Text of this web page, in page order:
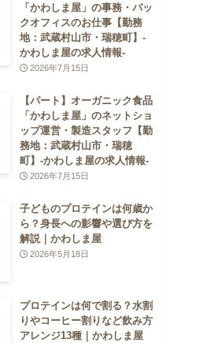
「かわしま屋」の事務・バッ
クオフィスのお仕事【勤務
地：武蔵村山市・瑞穂町】-
かわしま屋の求人情報-
2026年7月15日
【パート】オーガニック食品
「かわしま屋」のネットショ
ップ運営・製造スタッフ【勤
務地：武蔵村山市・瑞穂
町】-かわしま屋の求人情報-
2026年7月15日
子どものプロテインは何歳か
ら？身長への影響や選び方を
解説｜かわしま屋
2026年5月18日
プロテインは何で割る？水割
りやコーヒー割りなど飲み方
アレンジ13種｜かわしま屋